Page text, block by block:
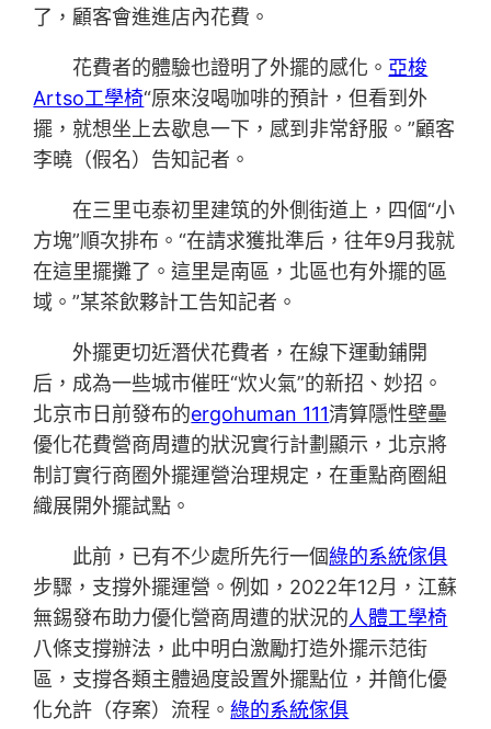
了，顧客會進進店內花費。
花費者的體驗也證明了外擺的感化。 亞梭
Artso工學椅“原來沒喝咖啡的預計，但看到外
擺，就想坐上去歇息一下，感到非常舒服。”顧客
李曉（假名）告知記者。
在三里屯泰初里建筑的外側街道上，四個“小
方塊”順次排布。“在請求獲批準后，往年9月我就
在這里擺攤了。這里是南區，北區也有外擺的區
域。”某茶飲夥計工告知記者。
外擺更切近潛伏花費者，在線下運動鋪開
后，成為一些城市催旺“炊火氣”的新招、妙招。
北京市日前發布的ergohuman 111清算隱性壁壘
優化花費營商周遭的狀況實行計劃顯示，北京將
制訂實行商圈外擺運營治理規定，在重點商圈組
織展開外擺試點。
此前，已有不少處所先行一個綠的系統傢俱
步驟，支撐外擺運營。例如，2022年12月，江蘇
無錫發布助力優化營商周遭的狀況的人體工學椅
八條支撐辦法，此中明白激勵打造外擺示范街
區，支撐各類主體過度設置外擺點位，并簡化優
化允許（存案）流程。綠的系統傢俱